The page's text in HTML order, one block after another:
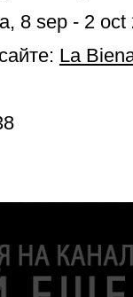
8 sep - 2 oct
La